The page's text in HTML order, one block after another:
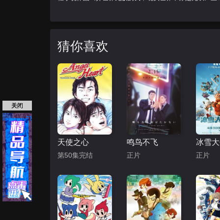
猜你喜欢
天使之心
第50集完结
鸣鸟不飞
正片 正片
关闭